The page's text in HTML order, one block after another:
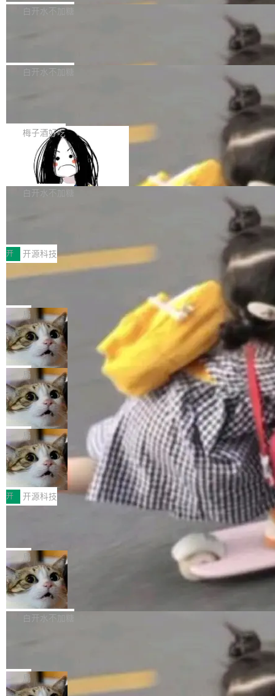
员工参与设立的专项资产管理计划。其中，Dee
获配9...
一个回归问题，该问题导致拉取镜像时会拒绝包
题，该问题可能导致在旧版 Linux 内核...
e 孵化器项目管理委员会（IPMC）投票中获得
P）！这一里程碑不仅标志着 Fluss 迈入新的发
白开水不加糖
长期停止内容更新，未能实现其作为“AI版维基百
提交的编辑请求也长期处于待处理状态。 Groki
pedia 于去年底上线，定位为由人工智能生成内
容的百科平台，被马斯克视为传统众包百科网站
维基百科的替代方案。Lawfare 调查发现，无论
热门页面还是低关注度页面，均未出现近期更
白开水不加糖
是这样的：配 MessageSource 的 Bean、写 R
eloadableResourceBundleMessageSource、
声明 LocaleResolver、注册 LocaleChangeInt
erceptor…五六步之后才能看到第一行翻译文
本。 Solon 换了个方式。整个 i18n 模块围绕三
梅子酒好吃
Apache Doris 4.1 全面增强 Iceberg：
支持 UPDATE、MERGE INTO 与 Iceb
erg V3
Apache Doris 4.1 要补齐的，正是缺失的那一
半。在已有查询能力的基础上，Doris 进一步支
常维护操作，并完整支持 Iceberg V3 格式。
白开水不加糖
村国家自主创新示范区会议中心开幕。本届大会
由中关村智联软件服务业质量创新联盟主办，以
“智构可信·质创未来——AI原生时代的质量新范
式”为主题，直面AI从实验室走向规模化产业落地
的核心质量命题。会上，《2026智能研发生产力
工具选型手册》发布，Testin云测的Testin XAge
nt智能测试系统入选AI测试领域代表产品。对CI
O而言，这提示了一个转变：AI测试正在从效率
工具升级为企业的质量基础设施。 CIO面对的新
现实 过去两年，CIO们的焦虑清单上多了两项：
一是如何让大模型和智能体应用安全地从PoC走
向生产，二是如何让测试团队跟得上AI应用...
开 开源科技
让非法状态不可表示：一篇关于 ADT
有一种东西，一旦用过就回不去了。Alex Fedos
eev 管它叫"软件设计的基石"。 他说的东西不新
鲜——代数数据类型（ADT），尤其是和类型
（sum type）。但他说清楚了一件事：这不是类
型系统的学术体操，是日常编码的思维方式。 文
章从一个简单的例子切入。一个网站的深色主题
设置，如果用布尔值 + 可空字段来表示——bool
ean 表示是否可切换，nullable 的默认模式、浅
色方案、深色方案——会产生大量无意义的组
合。方案缺了、配置冲突了、全 null 了。要知道
哪些组合有效，作者说，你得靠"文档、校验、或
者部落知识"。 换个写法。Rust 的 enum，两个
变体：Switchable...
局
Cloudflare 开源内部企业 AI 平台 Clou
dflare OS
Cloudflare 发布了一个开源项目 Cloudflare O
S。如果你只看官方博客，你会觉得这是又一
个"AI 知识库 + 聊天机器人"——每个大厂都在
做，没什么新鲜的。 但 Kenton Varda 在 Twitte
r 上把事情说清楚了： 今天我们发布了 Cloudfla
re OS，一个带连接器的聊天机器人，跟其他所
有科技公司做的一样。只不过，实际上它不一
样。这是 Sandstorm.io 的重制版，我十年前的
那个创业公司。不同的是，这次它构建在 Cloudf
lare Workers 上——我花了九年时间搭建的平台
——并且深度集成了 AI。这基本上是我十年秘密
局
Deno 团队开源 Celld，可自托管的分
布式 Durable Objects
Ryan Dahl 领导的 Deno 团队推出了最新开源项
目 Celld，一个能在自己机器上运行 Cloudflare
Workers 和 Durable Objects 的守护进程。 设
计思路很直接：每个对象是一个独立的 SQLite
数据库，按名称寻址，复制到你自己的 S3 兼容
存储库里。节点之间只通过这个存储库协调——
没有控制平面，没有共识协议。每个对象自带一
个小型数据库，应用天然按分片构建，单个数据
库的竞争和爆炸半径问题在设计层面就被消除
了。 闲置的 cell 会休眠到几乎不占资源。当 cel
l 迁移或唤醒时，新宿主从 S3 恢复 SQLite 数据
库继续执行。存储库是持久化的唯一真相...
局
鲁大师7月新机性能/流畅/AI榜：vivo夺
性能、流畅双第一，三星Galaxy Z系列
新折叠缺席
2026年7月的手机市场，由于存储等硬件成本暴
增，手机厂商的日子也不好过啊，新机速度明显
放缓，因此硝烟味淡了许多。新机参数规格除开
高价的三星折叠（三星Galaxy Z Fold8 Ultra / Z
Fold8 / Z Flip8）外，其余要么是中低端机器，
例如iQOO Z11i、REDMI Note 17、REDMI No
te 17 Pro、OPPO K15，要么是vivo X300 E这
样的次旗舰。 Galaxy Z Fold8 Ultra / Z Fold8 /
Z Flip8三款折叠屏新机均在7月22日发布，且全
部搭载骁龙8 Elite Gen5 for Galaxy，它们本该
开 开源科技
Zed 编辑器团队发布了新项目——DeltaDB，一
个在 git commit 之间记录每一次编辑操作的版
本控制系统。目前处于 Early Access 阶段。 De
ltaDB 的核心思路直接写在 landing page 最显
眼的位置：「Software is made between com
mits」——软件是在 commit 之间写出来的。git
是把这段空隙补上。 回退到任何一次编辑：Delt
aDB 捕获 commit 之间的每一次操作，...
局
SpaceXAI 单季资本开支达 183 亿美元
根据风险投资人Tomer Tunguz 博客（VC 分
析）披露的最新分析与第二季度业绩报告，Spac
微软同期总资本开支的四成。 与亚马逊、Alpha
bet、微软以及 Meta 等传统科技巨头相比，Spa
白开水不加糖
一个在终端里运行的编程 agent；Muse Spark
1.2，驱动这个 agent 的新模型。一句话概括：
局